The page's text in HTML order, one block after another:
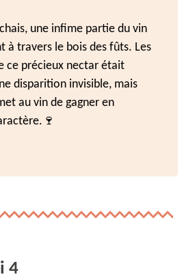
une infime partie du vin
à travers le bois des fûts. Les
ce précieux nectar était
disparition invisible, mais
au vin de gagner en
4